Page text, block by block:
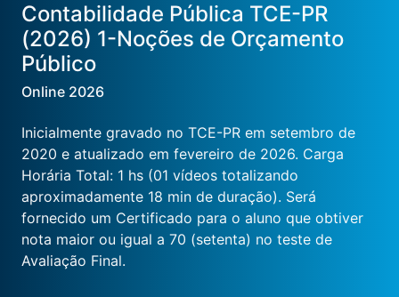
Contabilidade Pública TCE-PR
(2026) 1-Noções de Orçamento
Público
Online 2026
Inicialmente gravado no TCE-PR em setembro de
2020 e atualizado em fevereiro de 2026. Carga
Horária Total: 1 hs (01 vídeos totalizando
aproximadamente 18 min de duração). Será
fornecido um Certificado para o aluno que obtiver
nota maior ou igual a 70 (setenta) no teste de
Avaliação Final.